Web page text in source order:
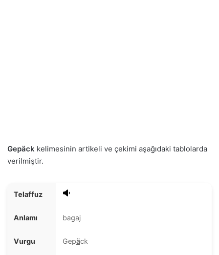
Gepäck kelimesinin artikeli ve çekimi aşağıdaki tablolarda
verilmiştir.
Telaffuz
Anlamı bagaj
Vurgu Gepäck